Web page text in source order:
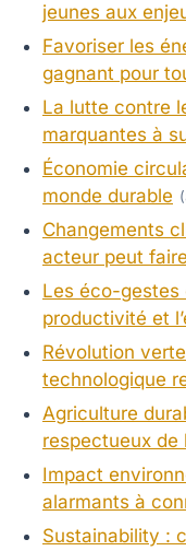
jeunes aux
Favoriser les
gagnant pour
La lutte contre
marquantes à
Économie
monde durable
Changements
acteur peut
Les éco-gestes
productivité et
Révolution
technologique
Agriculture
respectueux de
Impact
alarmants à
Sustainability :